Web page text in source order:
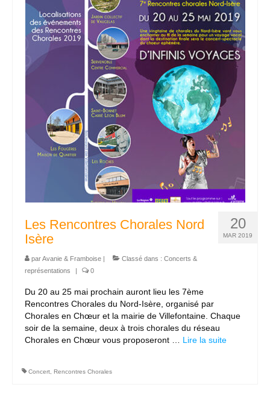
20
MAR 2019
Les Rencontres Chorales Nord
Isère
parAvanie & Framboise Classé dans : Concerts &
représentations
0
Du 20 au 25 mai prochain auront lieu les 7ème
Rencontres Chorales du Nord-Isère, organisé par
Chorales en Chœur et la mairie de Villefontaine. Chaque
soir de la semaine, deux à trois chorales du réseau
Chorales en Chœur vous proposeront … Lire la suite­­
Concert, Rencontres Chorales